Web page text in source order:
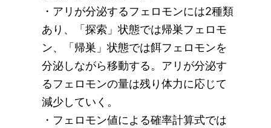
・アリが分泌するフェロモンには2種類
あり、「探索」状態では帰巣フェロモ
ン、「帰巣」状態では餌フェロモンを
分泌しながら移動する。アリが分泌す
るフェロモンの量は残り体力に応じて
減少していく。
・フェロモン値による確率計算式では